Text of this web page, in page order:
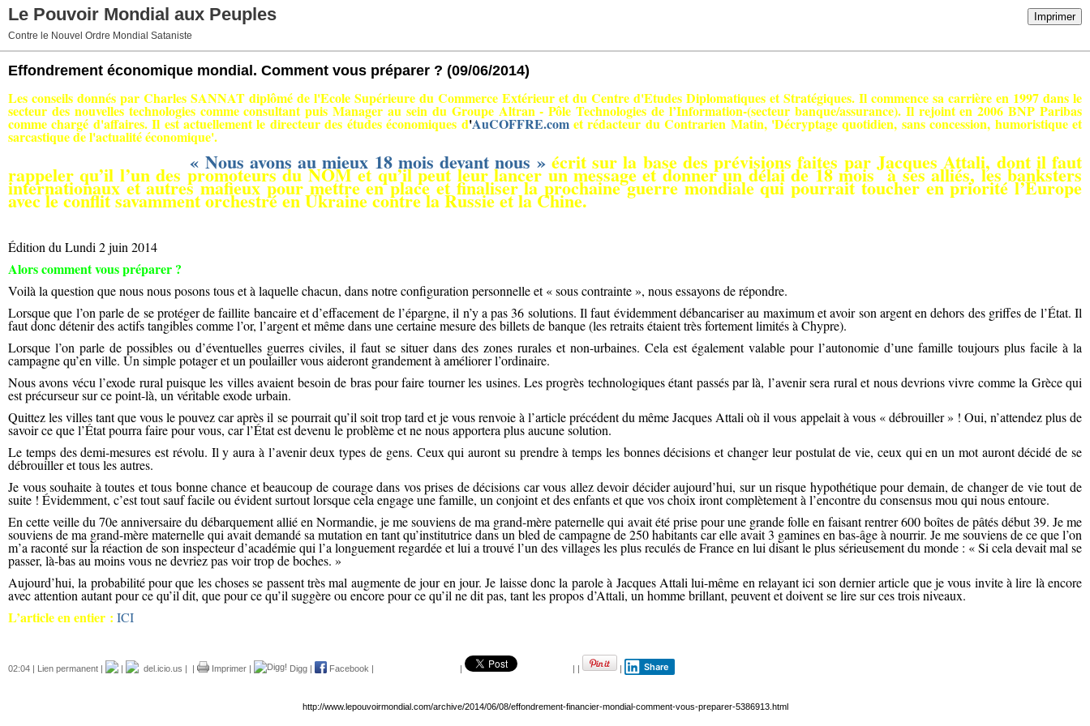
Imprimer
Le Pouvoir Mondial aux Peuples
Contre le Nouvel Ordre Mondial Sataniste
Effondrement économique mondial. Comment vous préparer ? (09/06/2014)
Les conseils donnés par Charles SANNAT diplômé de l'Ecole Supérieure du Commerce Extérieur et du Centre d'Etudes Diplomatiques et Stratégiques. Il commence sa carrière en 1997 dans le
secteur des nouvelles technologies comme consultant puis Manager au sein du Groupe Altran - Pôle Technologies de l’Information-(secteur banque/assurance). Il rejoint en 2006 BNP Paribas
comme chargé d'affaires. Il est actuellement le directeur des études économiques d'AuCOFFRE.com et rédacteur du Contrarien Matin, 'Décryptage quotidien, sans concession, humoristique et
sarcastique de l'actualité économique'.
« Nous avons au mieux 18 mois devant nous » écrit sur la base des prévisions faites par Jacques Attali, dont il faut
rappeler qu’il l’un des promoteurs du NOM et qu’il peut leur lancer un message et donner un délai de 18 mois à ses alliés, les banksters
internationaux et autres mafieux pour mettre en place et finaliser la prochaine guerre mondiale qui pourrait toucher en priorité l’Europe
avec le conflit savamment orchestré en Ukraine contre la Russie et la Chine.
Édition du Lundi 2 juin 2014
Alors comment vous préparer ?
Voilà la question que nous nous posons tous et à laquelle chacun, dans notre configuration personnelle et « sous contrainte », nous essayons de répondre.
Lorsque que l’on parle de se protéger de faillite bancaire et d’effacement de l’épargne, il n’y a pas 36 solutions. Il faut évidemment débancariser au maximum et avoir son argent en dehors des griffes de l’État. Il
faut donc détenir des actifs tangibles comme l’or, l’argent et même dans une certaine mesure des billets de banque (les retraits étaient très fortement limités à Chypre).
Lorsque l’on parle de possibles ou d’éventuelles guerres civiles, il faut se situer dans des zones rurales et non-urbaines. Cela est également valable pour l’autonomie d’une famille toujours plus facile à la
campagne qu’en ville. Un simple potager et un poulailler vous aideront grandement à améliorer l’ordinaire.
Nous avons vécu l’exode rural puisque les villes avaient besoin de bras pour faire tourner les usines. Les progrès technologiques étant passés par là, l’avenir sera rural et nous devrions vivre comme la Grèce qui
est précurseur sur ce point-là, un véritable exode urbain.
Quittez les villes tant que vous le pouvez car après il se pourrait qu’il soit trop tard et je vous renvoie à l’article précédent du même Jacques Attali où il vous appelait à vous « débrouiller » ! Oui, n’attendez plus de
savoir ce que l’État pourra faire pour vous, car l’État est devenu le problème et ne nous apportera plus aucune solution.
Le temps des demi-mesures est révolu. Il y aura à l’avenir deux types de gens. Ceux qui auront su prendre à temps les bonnes décisions et changer leur postulat de vie, ceux qui en un mot auront décidé de se
débrouiller et tous les autres.
Je vous souhaite à toutes et tous bonne chance et beaucoup de courage dans vos prises de décisions car vous allez devoir décider aujourd’hui, sur un risque hypothétique pour demain, de changer de vie tout de
suite ! Évidemment, c’est tout sauf facile ou évident surtout lorsque cela engage une famille, un conjoint et des enfants et que vos choix iront complètement à l’encontre du consensus mou qui nous entoure.
En cette veille du 70e anniversaire du débarquement allié en Normandie, je me souviens de ma grand-mère paternelle qui avait été prise pour une grande folle en faisant rentrer 600 boîtes de pâtés début 39. Je me
souviens de ma grand-mère maternelle qui avait demandé sa mutation en tant qu’institutrice dans un bled de campagne de 250 habitants car elle avait 3 gamines en bas-âge à nourrir. Je me souviens de ce que l’on
m’a raconté sur la réaction de son inspecteur d’académie qui l’a longuement regardée et lui a trouvé l’un des villages les plus reculés de France en lui disant le plus sérieusement du monde : « Si cela devait mal se
passer, là-bas au moins vous ne devriez pas voir trop de boches. »
Aujourd’hui, la probabilité pour que les choses se passent très mal augmente de jour en jour. Je laisse donc la parole à Jacques Attali lui-même en relayant ici son dernier article que je vous invite à lire là encore
avec attention autant pour ce qu’il dit, que pour ce qu’il suggère ou encore pour ce qu’il ne dit pas, tant les propos d’Attali, un homme brillant, peuvent et doivent se lire sur ces trois niveaux.
L’article en entier : ICI
02:04 | Lien permanent del.icio.us Imprimer Digg Facebook Share
http://www.lepouvoirmondial.com/archive/2014/06/08/effondrement-financier-mondial-comment-vous-preparer-5386913.html